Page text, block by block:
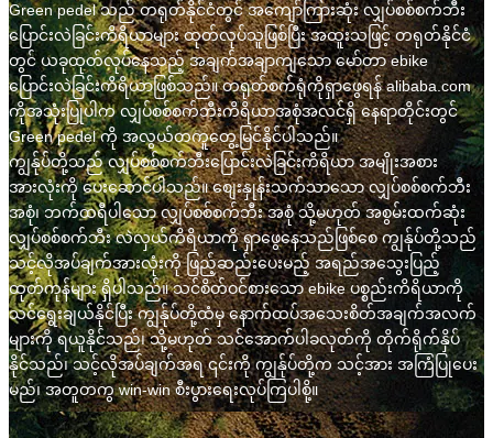
Green pedel သည် တရုတ်နိုင်ငံတွင် အကျော်ကြားဆုံး လျှပ်စစ်စက်ဘီး
ပြောင်းလဲခြင်းကိရိယာများ ထုတ်လုပ်သူဖြစ်ပြီး အထူးသဖြင့် တရုတ်နိုင်ငံ
တွင် ယခုထုတ်လုပ်နေသည့် အချက်အချာကျသော မော်တာ ebike
ပြောင်းလဲခြင်းကိရိယာဖြစ်သည်။ တရုတ်စက်ရုံကိုရှာဖွေရန် alibaba.com
ကိုအသုံးပြုပါက လျှပ်စစ်စက်ဘီးကိရိယာအစုံအလင်ရှိ နေရာတိုင်းတွင်
Green pedel ကို အလွယ်တကူတွေ့မြင်နိုင်ပါသည်။
ကျွန်ုပ်တို့သည် လျှပ်စစ်စက်ဘီးပြောင်းလဲခြင်းကိရိယာ အမျိုးအစား
အားလုံးကို ပေးဆောင်ပါသည်။ စျေးနှုန်းသက်သာသော လျှပ်စစ်စက်ဘီး
အစုံ၊ ဘက်ထရီပါသော လျှပ်စစ်စက်ဘီး အစုံ သို့မဟုတ် အစွမ်းထက်ဆုံး
လျှပ်စစ်စက်ဘီး လဲလှယ်ကိရိယာကို ရှာဖွေနေသည်ဖြစ်စေ ကျွန်ုပ်တို့သည်
သင့်လိုအပ်ချက်အားလုံးကို ဖြည့်ဆည်းပေးမည့် အရည်အသွေးပြည့်
ထုတ်ကုန်များ ရှိပါသည်။ သင်စိတ်ဝင်စားသော ebike ပစ္စည်းကိရိယာကို
သင်ရွေးချယ်နိုင်ပြီး ကျွန်ုပ်တို့ထံမှ နောက်ထပ်အသေးစိတ်အချက်အလက်
များကို ရယူနိုင်သည်၊ သို့မဟုတ် သင်အောက်ပါခလုတ်ကို တိုက်ရိုက်နှိပ်
နိုင်သည်၊ သင့်လိုအပ်ချက်အရ ၎င်းကို ကျွန်ုပ်တို့က သင့်အား အကြံပြုပေး
မည်၊ အတူတကွ win-win စီးပွားရေးလုပ်ကြပါစို့။